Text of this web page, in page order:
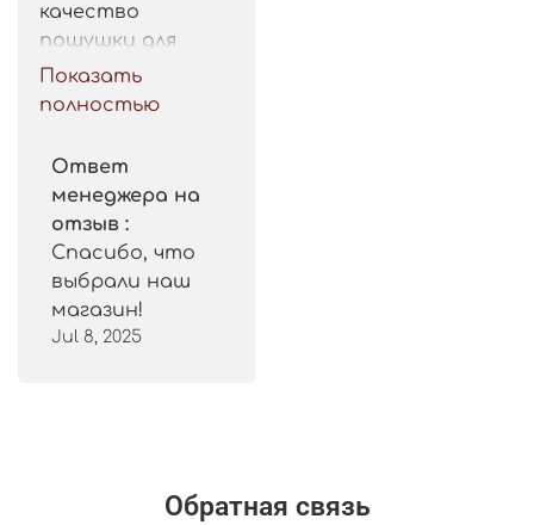
качество
пошушки для
такой цены.
Рекомендую.
Показать
полностью
Ответ
менеджера на
отзыв :
Спасибо, что
выбрали наш
магазин!
Jul 8, 2025
Обратная связь